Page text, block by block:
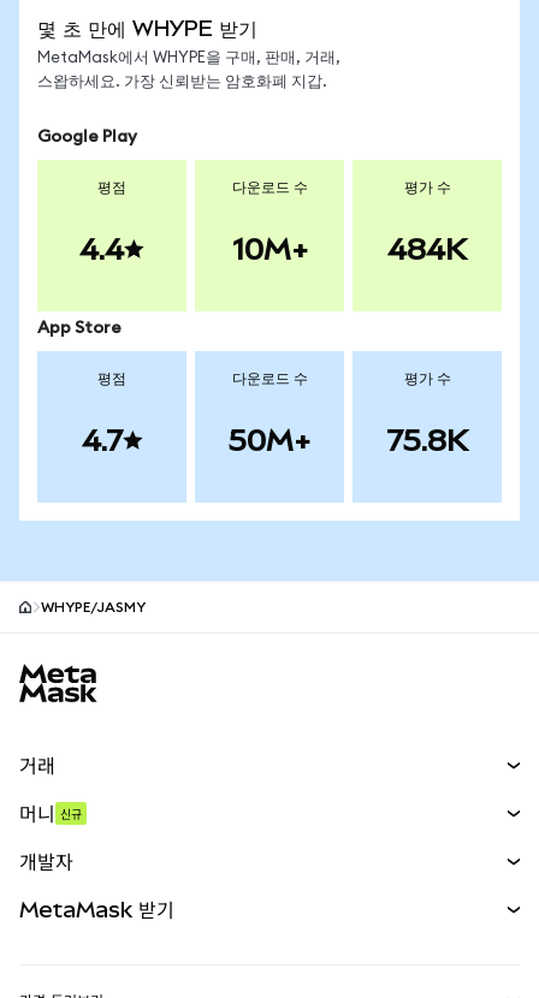
몇 초 만에 WHYPE 받기
MetaMask에서 WHYPE을 구매, 판매, 거래,
스왑하세요. 가장 신뢰받는 암호화폐 지갑.
Google Play
평점
4.4
다운로드 수
10M+
평가 수
484K
App Store
평점
4.7
다운로드 수
50M+
평가 수
75.8K
WHYPE/JASMY
거래
무기한 선물
실물자산
머니 신규
개발자
MetaMask 받기